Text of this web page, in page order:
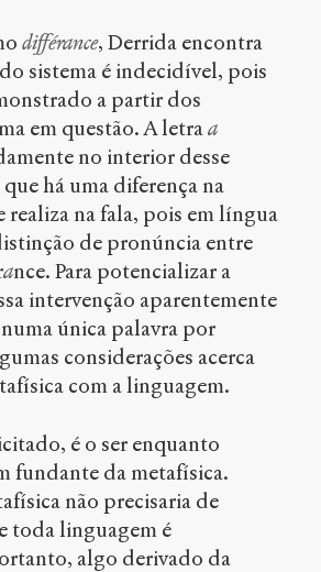
différance, Derrida encontra
sistema é indecidível, pois
a partir dos
em questão. A letraa
no interior desse
há uma diferença na
realiza na fala, pois em língua
de pronúncia entre
ance. Para potencializar a
intervenção aparentemente
única palavra por
considerações acerca
com a linguagem.
é o ser enquanto
fundante da metafísica.
não precisaria de
toda linguagem é
algo derivado da